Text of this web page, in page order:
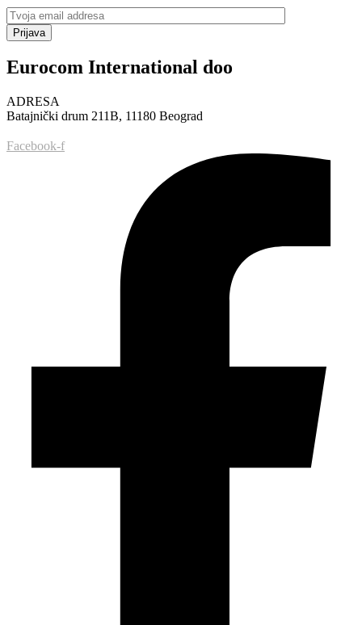
Prijava
Eurocom International doo
ADRESA
Batajnički drum 211B, 11180 Beograd
Facebook-f